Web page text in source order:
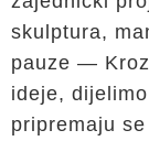
skulptura,
pauze —
ideje,
pripremaju